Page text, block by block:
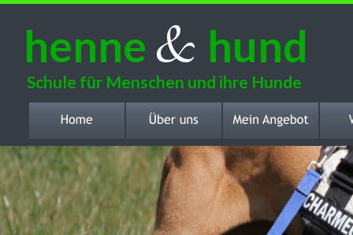
henne & hund
Schule für Menschen und ihre Hunde